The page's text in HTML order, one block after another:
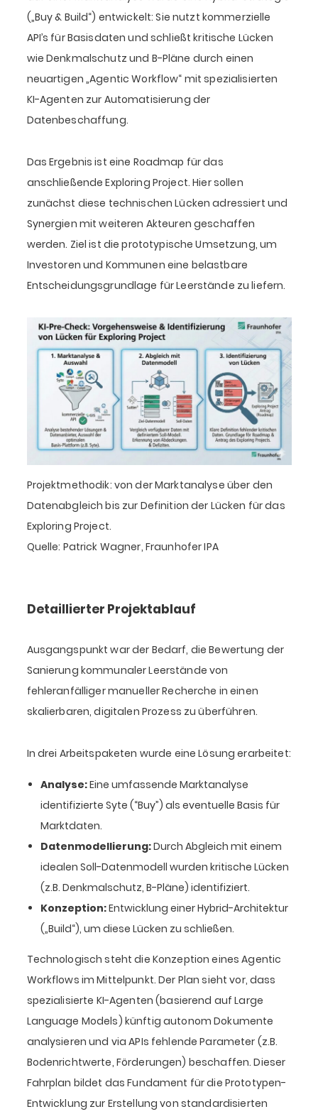
(„Buy & Build“) entwickelt: Sie nutzt kommerzielle
API’s für Basisdaten und schließt kritische Lücken
wie Denkmalschutz und B-Pläne durch einen
neuartigen „Agentic Workflow“ mit spezialisierten
KI-Agenten zur Automatisierung der
Datenbeschaffung.
Das Ergebnis ist eine Roadmap für das
anschließende Exploring Project. Hier sollen
zunächst diese technischen Lücken adressiert und
Synergien mit weiteren Akteuren geschaffen
werden. Ziel ist die prototypische Umsetzung, um
Investoren und Kommunen eine belastbare
Entscheidungsgrundlage für Leerstände zu liefern.
Projektmethodik: von der Marktanalyse über den
Datenabgleich bis zur Definition der Lücken für das
Exploring Project.
Quelle: Patrick Wagner, Fraunhofer IPA
Detaillierter Projektablauf
Ausgangspunkt war der Bedarf, die Bewertung der
Sanierung kommunaler Leerstände von
fehleranfälliger manueller Recherche in einen
skalierbaren, digitalen Prozess zu überführen.
In drei Arbeitspaketen wurde eine Lösung erarbeitet:
Analyse:Eine umfassende Marktanalyse
identifizierte Syte (“Buy”) als eventuelle Basis für
Marktdaten.
Datenmodellierung:Durch Abgleich mit einem
idealen Soll-Datenmodell wurden kritische Lücken
(z.B. Denkmalschutz, B-Pläne) identifiziert.
Konzeption:Entwicklung einer Hybrid-Architektur
(„Build“), um diese Lücken zu schließen.
Technologisch steht die Konzeption eines Agentic
Workflows im Mittelpunkt. Der Plan sieht vor, dass
spezialisierte KI-Agenten (basierend auf Large
Language Models) künftig autonom Dokumente
analysieren und via APIs fehlende Parameter (z.B.
Bodenrichtwerte, Förderungen) beschaffen. Dieser
Fahrplan bildet das Fundament für die Prototypen-
Entwicklung zur Erstellung von standardisierten